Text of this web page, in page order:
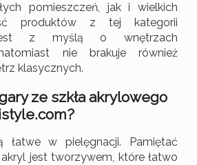
pomieszczeń, jak i wielkich
produktów z tej kategorii
jest z myślą o wnętrzach
nie brakuje również
klasycznych.
ze szkła akrylowego
łatwe w pielęgnacji. Pamiętać
jest tworzywem, które łatwo